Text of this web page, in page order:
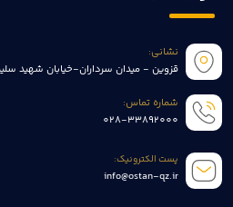
نشانی:
قزوین - میدان سرداران-خیابان شهید
شماره تماس:
028-33892000
پست الکترونیک:
info@ostan-qz.ir